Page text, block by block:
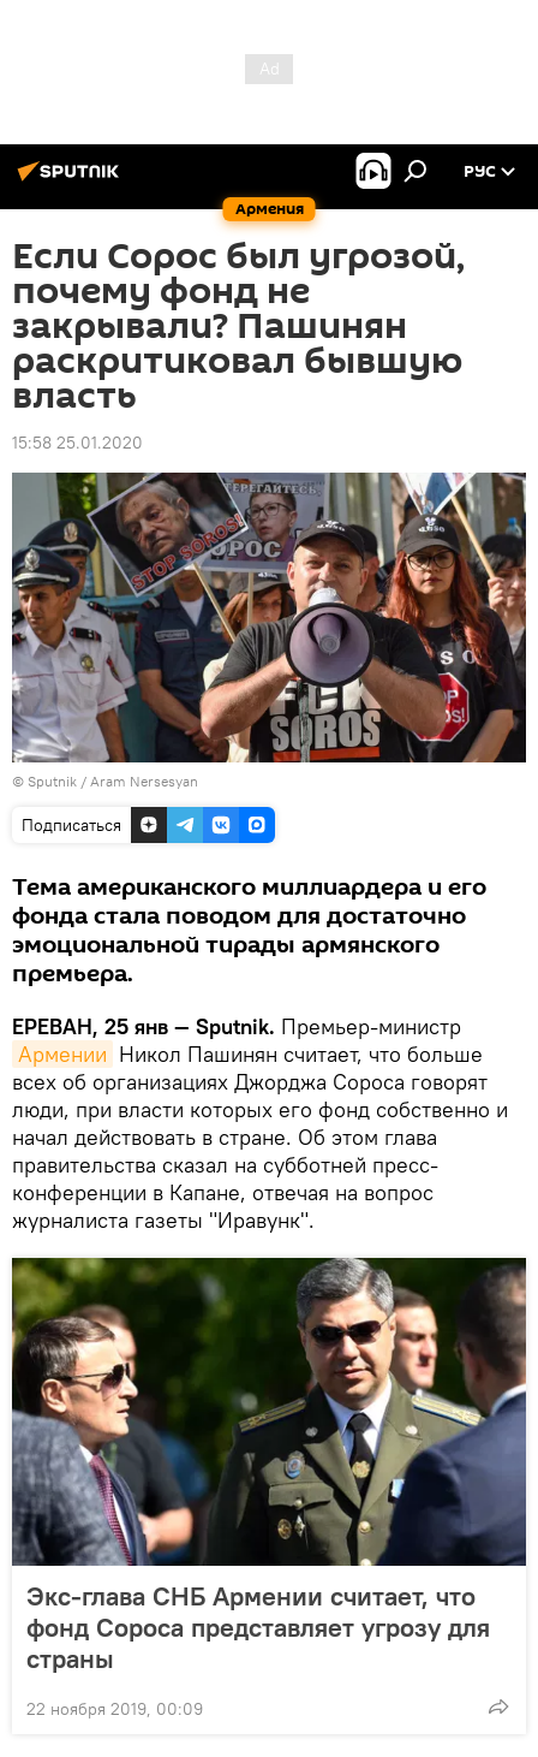
Армения
РУС
Если Сорос был угрозой,
почему фонд не
закрывали? Пашинян
раскритиковал бывшую
власть
15:58 25.01.2020
© Sputnik / Aram Nersesyan
Подписаться
Тема американского миллиардера и его
фонда стала поводом для достаточно
эмоциональной тирады армянского
премьера.
ЕРЕВАН, 25 янв — Sputnik. Премьер-министр
Армении Никол Пашинян считает, что больше
всех об организациях Джорджа Сороса говорят
люди, при власти которых его фонд собственно и
начал действовать в стране. Об этом глава
правительства сказал на субботней пресс-
конференции в Капане, отвечая на вопрос
журналиста газеты "Иравунк".
Экс-глава СНБ Армении считает, что
фонд Сороса представляет угрозу для
страны
22 ноября 2019, 00:09